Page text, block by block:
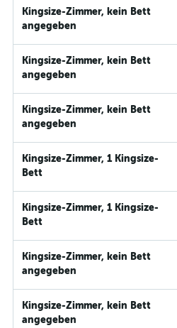
Kingsize-Zimmer, kein Bett
angegeben
Kingsize-Zimmer, kein Bett
angegeben
Kingsize-Zimmer, kein Bett
angegeben
Kingsize-Zimmer, 1 Kingsize-
Bett
Kingsize-Zimmer, 1 Kingsize-
Bett
Kingsize-Zimmer, kein Bett
angegeben
Kingsize-Zimmer, kein Bett
angegeben